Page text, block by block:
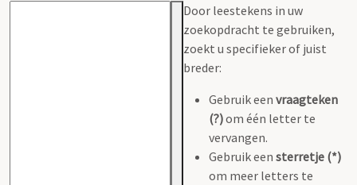
Door leestekens in uw
zoekopdracht te gebruiken,
zoekt u specifieker of juist
breder:
Gebruik een vraagteken
(?)om één letter te
vervangen.
Gebruik een sterretje (*)
om meer letters te